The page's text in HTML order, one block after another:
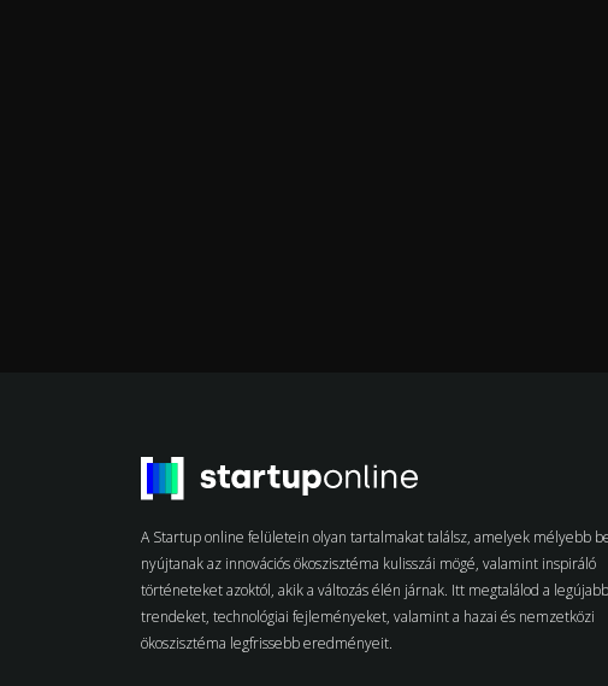
A Startup online felületein olyan tartalmakat találsz, amelyek mélyebb
nyújtanak az innovációs ökoszisztéma kulisszái mögé, valamint inspiráló
történeteket azoktól, akik a változás élén járnak. Itt megtalálod a legújabb
trendeket, technológiai fejleményeket, valamint a hazai és nemzetközi
ökoszisztéma legfrissebb eredményeit.